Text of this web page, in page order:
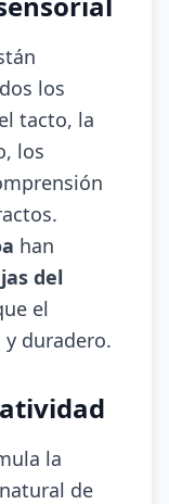
los
tacto, la
los
han
del
el
y duradero.
la
de